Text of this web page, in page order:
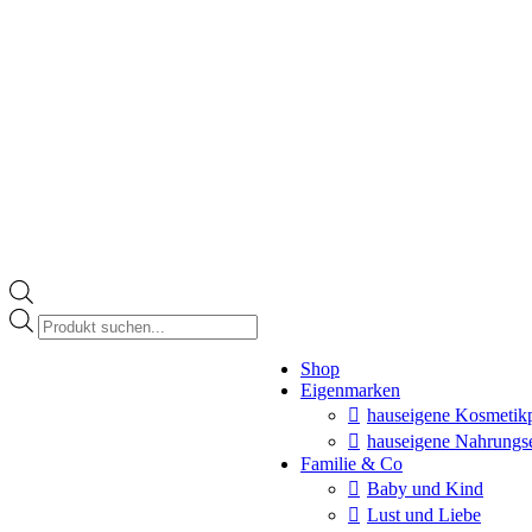
Products
search
Shop
Eigenmarken
hauseigene
hauseigene
Familie & Co
Baby und Kind
Lust und Liebe